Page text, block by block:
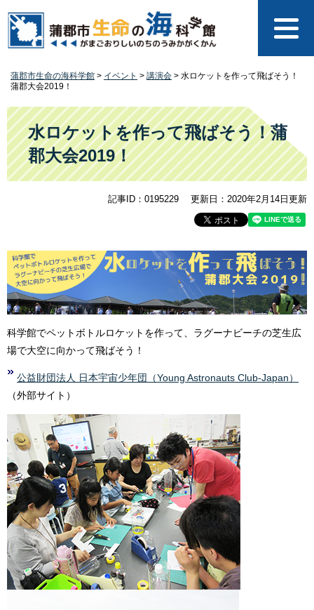
の
す
。
ー
し
て
本
文
へ
蒲郡市生命の海科学館 > イベント > 講演会 > 水ロケットを作って飛ばそう！
蒲郡大会2019！
本
文
水ロケットを作って飛ばそう！蒲
郡大会2019！
記事ID：0195229 更新日：2020年2月14日更新
科学館でペットボトルロケットを作って、ラグーナビーチの芝生広
場で大空に向かって飛ばそう！
公益財団法人 日本宇宙少年団（Young Astronauts Club-Japan）
（外部サイト）